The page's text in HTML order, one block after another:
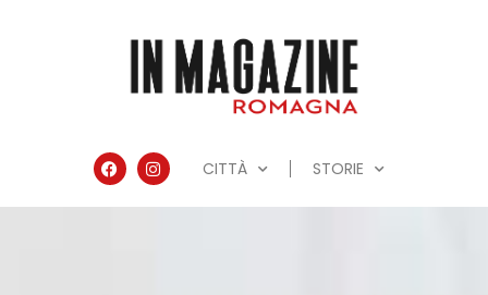
CITTÀ STORIE